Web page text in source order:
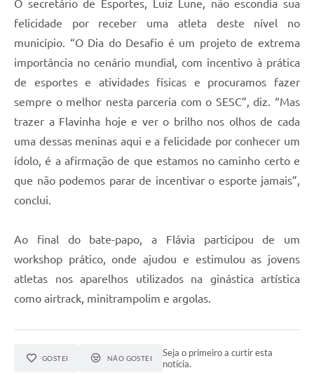
O secretário de Esportes, Luiz Lune, não escondia sua
felicidade por receber uma atleta deste nível no
município. “O Dia do Desafio é um projeto de extrema
importância no cenário mundial, com incentivo à prática
de esportes e atividades físicas e procuramos fazer
sempre o melhor nesta parceria com o SESC”, diz. “Mas
trazer a Flavinha hoje e ver o brilho nos olhos de cada
uma dessas meninas aqui e a felicidade por conhecer um
ídolo, é a afirmação de que estamos no caminho certo e
que não podemos parar de incentivar o esporte jamais”,
conclui.
Ao final do bate-papo, a Flávia participou de um
workshop prático, onde ajudou e estimulou as jovens
atletas nos aparelhos utilizados na ginástica artística
como airtrack, minitrampolim e argolas.
GOSTEI NÃO GOSTEI
Seja o primeiro a curtir esta
notícia.